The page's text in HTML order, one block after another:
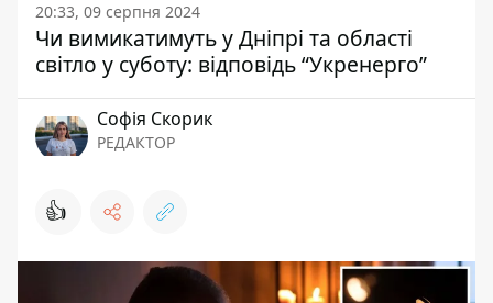
20:33, 09 серпня 2024
Чи вимикатимуть у Дніпрі та області
світло у суботу: відповідь “Укренерго”
Софія Скорик
РЕДАКТОР
👍